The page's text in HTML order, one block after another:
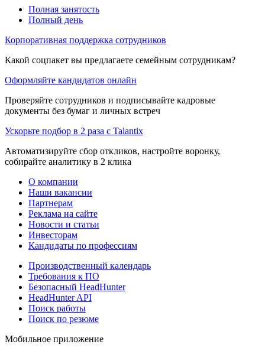
Полная занятость
Полный день
Корпоративная поддержка сотрудников
Какой соцпакет вы предлагаете семейным сотрудникам?
Оформляйте кандидатов онлайн
Проверяйте сотрудников и подписывайте кадровые
документы без бумаг и личных встреч
Ускорьте подбор в 2 раза с Talantix
Автоматизируйте сбор откликов, настройте воронку,
собирайте аналитику в 2 клика
О компании
Наши вакансии
Партнерам
Реклама на сайте
Новости и статьи
Инвесторам
Кандидаты по профессиям
Производственный календарь
Требования к ПО
Безопасный HeadHunter
HeadHunter API
Поиск работы
Поиск по резюме
Мобильное приложение